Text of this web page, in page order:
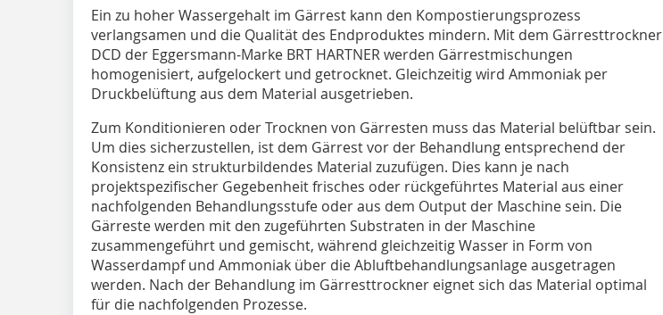
Ein zu hoher Wassergehalt im Gärrest kann den Kompostierungsprozess
verlangsamen und die Qualität des Endproduktes mindern. Mit dem Gärresttrockner
DCD der Eggersmann-Marke BRT HARTNER werden Gärrestmischungen
homogenisiert, aufgelockert und getrocknet. Gleichzeitig wird Ammoniak per
Druckbelüftung aus dem Material ausgetrieben.
Zum Konditionieren oder Trocknen von Gärresten muss das Material belüftbar sein.
Um dies sicherzustellen, ist dem Gärrest vor der Behandlung entsprechend der
Konsistenz ein strukturbildendes Material zuzufügen. Dies kann je nach
projektspezifischer Gegebenheit frisches oder rückgeführtes Material aus einer
nachfolgenden Behandlungsstufe oder aus dem Output der Maschine sein. Die
Gärreste werden mit den zugeführten Substraten in der Maschine
zusammengeführt und gemischt, während gleichzeitig Wasser in Form von
Wasserdampf und Ammoniak über die Abluftbehandlungsanlage ausgetragen
werden. Nach der Behandlung im Gärresttrockner eignet sich das Material optimal
für die nachfolgenden Prozesse.